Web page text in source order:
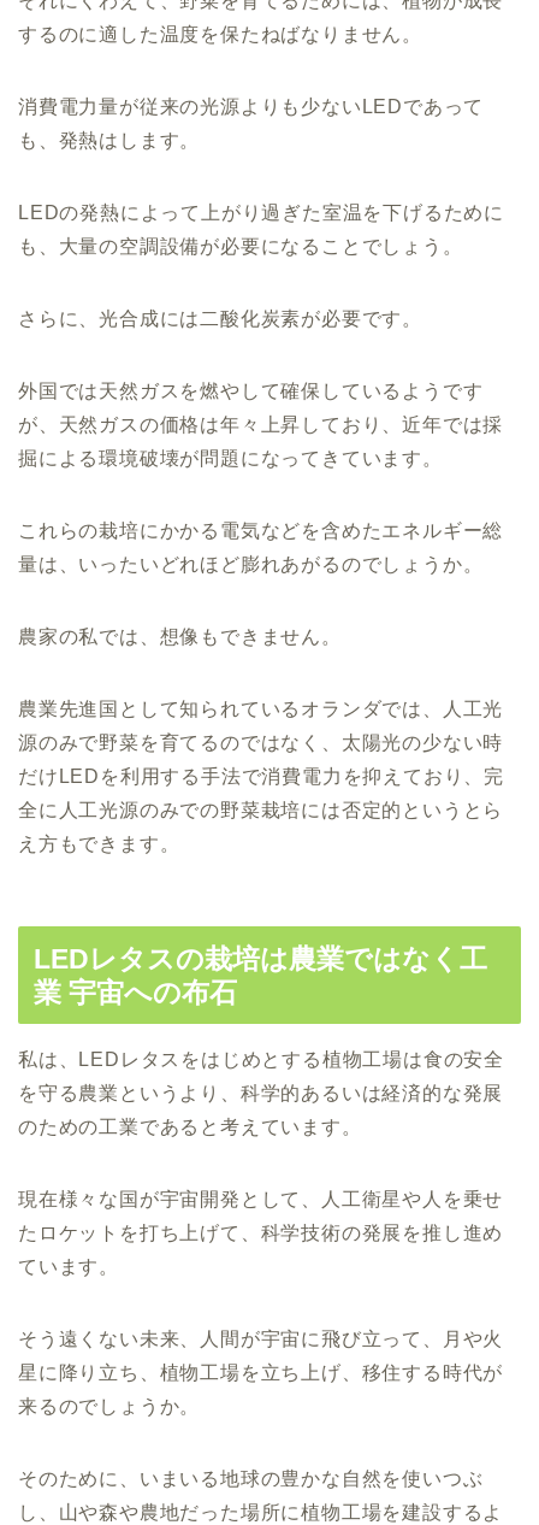
するのに適した温度を保たねばなりません。
消費電力量が従来の光源よりも少ないLEDであって
も、発熱はします。
LEDの発熱によって上がり過ぎた室温を下げるために
も、大量の空調設備が必要になることでしょう。
さらに、光合成には二酸化炭素が必要です。
外国では天然ガスを燃やして確保しているようです
が、天然ガスの価格は年々上昇しており、近年では採
掘による環境破壊が問題になってきています。
これらの栽培にかかる電気などを含めたエネルギー総
量は、いったいどれほど膨れあがるのでしょうか。
農家の私では、想像もできません。
農業先進国として知られているオランダでは、人工光
源のみで野菜を育てるのではなく、太陽光の少ない時
だけLEDを利用する手法で消費電力を抑えており、完
全に人工光源のみでの野菜栽培には否定的というとら
え方もできます。
LEDレタスの栽培は農業ではなく工
業 宇宙への布石
私は、LEDレタスをはじめとする植物工場は食の安全
を守る農業というより、科学的あるいは経済的な発展
のための工業であると考えています。
現在様々な国が宇宙開発として、人工衛星や人を乗せ
たロケットを打ち上げて、科学技術の発展を推し進め
ています。
そう遠くない未来、人間が宇宙に飛び立って、月や火
星に降り立ち、植物工場を立ち上げ、移住する時代が
来るのでしょうか。
そのために、いまいる地球の豊かな自然を使いつぶ
し、山や森や農地だった場所に植物工場を建設するよ